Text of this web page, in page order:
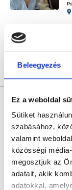
Beleegyezés
Ez a weboldal
Sütiket
szabásához,
valamint
közösségi
megosztjuk az
adatait, akik
adatokkal,
Árlista